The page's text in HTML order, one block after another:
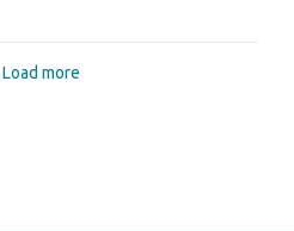
Load more